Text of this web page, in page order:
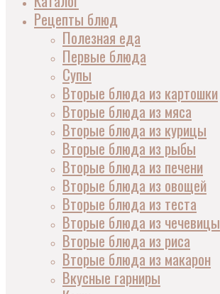
Рецепты блюд
Полезная еда
Первые блюда
Супы
Вторые блюда из картошки
Вторые блюда из мяса
Вторые блюда из курицы
Вторые блюда из рыбы
Вторые блюда из печени
Вторые блюда из овощей
Вторые блюда из теста
Вторые блюда из чечевицы
Вторые блюда из риса
Вторые блюда из макарон
Вкусные гарниры